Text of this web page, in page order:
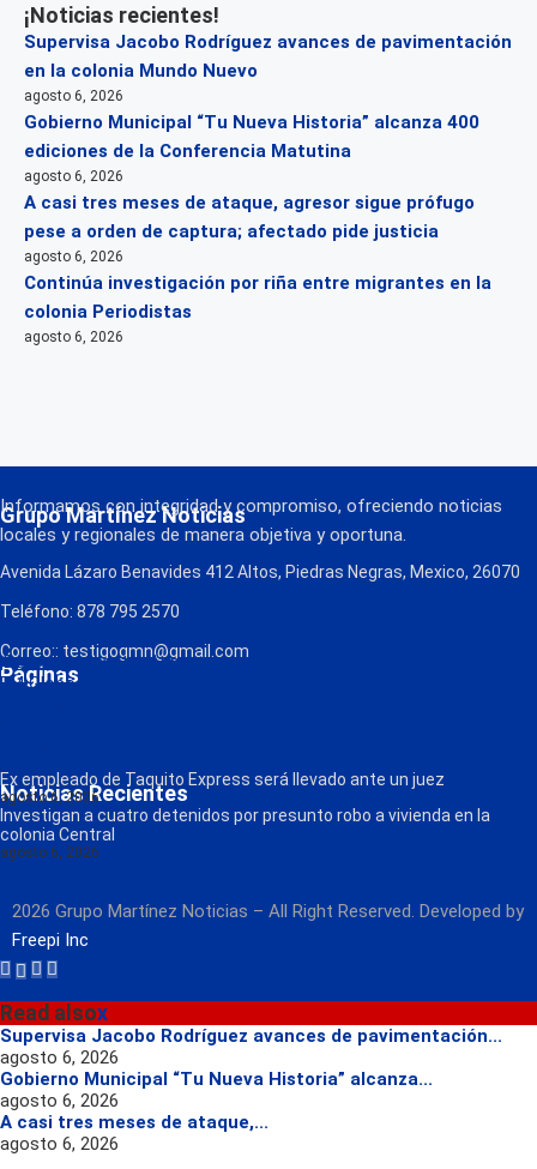
¡Noticias recientes!
Supervisa Jacobo Rodríguez avances de pavimentación
en la colonia Mundo Nuevo
agosto 6, 2026
Gobierno Municipal “Tu Nueva Historia” alcanza 400
ediciones de la Conferencia Matutina
agosto 6, 2026
A casi tres meses de ataque, agresor sigue prófugo
pese a orden de captura; afectado pide justicia
agosto 6, 2026
Continúa investigación por riña entre migrantes en la
colonia Periodistas
agosto 6, 2026
Grupo Martínez Noticias
Informamos con integridad y compromiso, ofreciendo noticias
locales y regionales de manera objetiva y oportuna.
Avenida Lázaro Benavides 412 Altos, Piedras Negras, Mexico, 26070
Teléfono: 878 795 2570
Correo:: testigogmn@gmail.com
Páginas
¡Descarga nuestra App!
FM Globo
Radio
Noticias Recientes
Ex empleado de Taquito Express será llevado ante un juez
agosto 6, 2026
Investigan a cuatro detenidos por presunto robo a vivienda en la
colonia Central
agosto 6, 2026
2026 Grupo Martínez Noticias – All Right Reserved. Developed by
Freepi Inc
Read alsox
Supervisa Jacobo Rodríguez avances de pavimentación...
agosto 6, 2026
Gobierno Municipal “Tu Nueva Historia” alcanza...
agosto 6, 2026
A casi tres meses de ataque,...
agosto 6, 2026